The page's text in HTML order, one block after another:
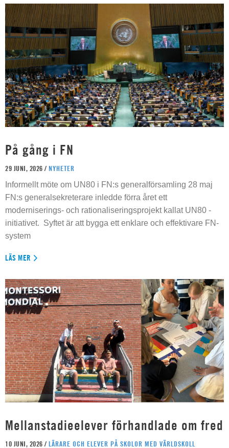
På gång i FN
29 JUNI, 2026 / NYHETER
Informellt möte om UN80 i FN:s generalförsamling 28 maj
FN:s generalsekreterare inledde förra året ett
moderniserings- och rationaliseringsprojekt kallat UN80 -
initiativet. Syftet är att bygga ett enklare och effektivare FN-
system
LÄS MER
Mellanstadieelever förhandlade om fred
10 JUNI, 2026 / LÄRARE OCH ELEVER PÅ SKOLOR MED VÄRLDSKOLL